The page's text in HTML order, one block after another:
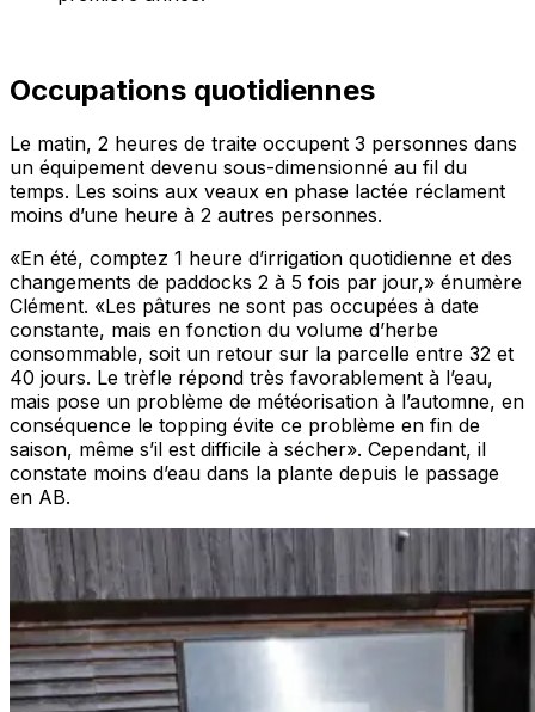
Occupations quotidiennes
Le matin, 2 heures de traite occupent 3 personnes dans
un équipement devenu sous-dimensionné au fil du
temps. Les soins aux veaux en phase lactée réclament
moins d’une heure à 2 autres personnes.
«En été, comptez 1 heure d’irrigation quotidienne et des
changements de paddocks 2 à 5 fois par jour,» énumère
Clément. «Les pâtures ne sont pas occupées à date
constante, mais en fonction du volume d’herbe
consommable, soit un retour sur la parcelle entre 32 et
40 jours. Le trèfle répond très favorablement à l’eau,
mais pose un problème de météorisation à l’automne, en
conséquence le topping évite ce problème en fin de
saison, même s’il est difficile à sécher». Cependant, il
constate moins d’eau dans la plante depuis le passage
en AB.